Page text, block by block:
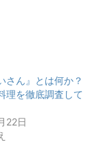
さん』とは何か？
理を徹底調査して
22日